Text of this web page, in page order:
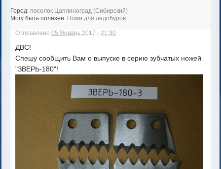
Город: поселок Цаплиноград (Сибирский)
Могу быть полезен: Ножи для ледобуров
Отправлено05 Январь 2017 - 21:30
ДВС!
Спешу сообщить Вам о выпуске в серию зубчатых ножей
"ЗВЕРЬ-180"!